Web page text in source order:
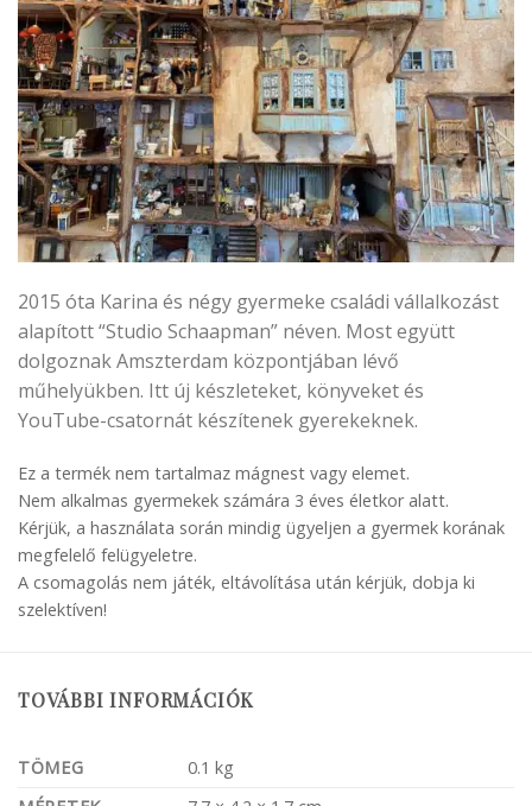
2015 óta Karina és négy gyermeke családi vállalkozást
alapított “Studio Schaapman” néven. Most együtt
dolgoznak Amszterdam központjában lévő
műhelyükben. Itt új készleteket, könyveket és
YouTube-csatornát készítenek gyerekeknek.
Ez a termék nem tartalmaz mágnest vagy elemet.
Nem alkalmas gyermekek számára 3 éves életkor alatt.
Kérjük, a használata során mindig ügyeljen a gyermek korának
megfelelő felügyeletre.
A csomagolás nem játék, eltávolítása után kérjük, dobja ki
szelektíven!
TOVÁBBI INFORMÁCIÓK
TÖMEG
0.1 kg